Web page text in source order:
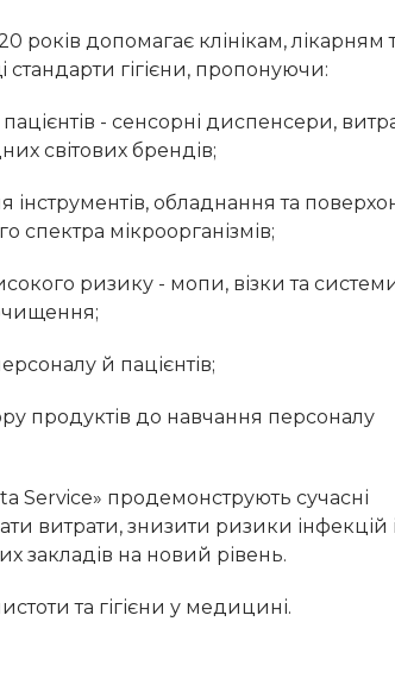
років допомагає клінікам, лікарням
гігієни, пропонуючи:
- сенсорні диспенсери,
світових брендів;
інструментів, обладнання та
мікроорганізмів;
ризику - мопи, візки та
й пацієнтів;
продуктів до навчання персоналу
Service» продемонструють сучасні
витрати, знизити ризики інфекцій і
закладів на новий рівень.
та гігієни у медицині.